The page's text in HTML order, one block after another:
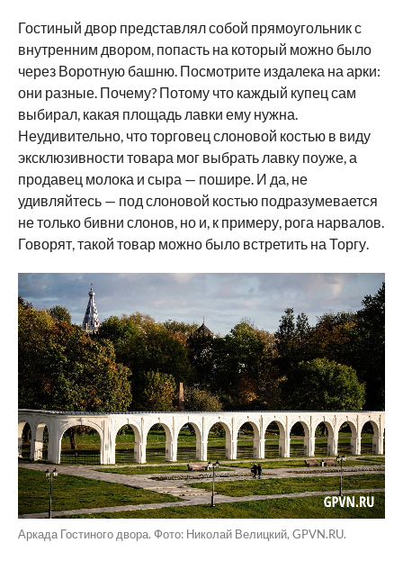
Гостиный двор представлял собой прямоугольник с
внутренним двором, попасть на который можно было
через Воротную башню. Посмотрите издалека на арки:
они разные. Почему? Потому что каждый купец сам
выбирал, какая площадь лавки ему нужна.
Неудивительно, что торговец слоновой костью в виду
эксклюзивности товара мог выбрать лавку поуже, а
продавец молока и сыра — пошире. И да, не
удивляйтесь — под слоновой костью подразумевается
не только бивни слонов, но и, к примеру, рога нарвалов.
Говорят, такой товар можно было встретить на Торгу.
Аркада Гостиного двора. Фото: Николай Велицкий, GPVN.RU.